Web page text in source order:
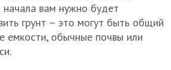
начала вам нужно будет
грунт – это могут быть общий
емкости, обычные почвы или